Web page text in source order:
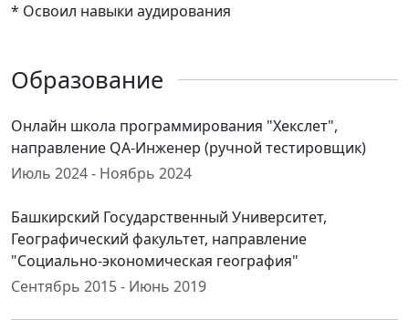
* Освоил навыки аудирования
Образование
Онлайн школа программирования "Хекслет",
направление QA-Инженер (ручной тестировщик)
Июль 2024 - Ноябрь 2024
Башкирский Государственный Университет,
Географический факультет, направление
"Социально-экономическая география"
Сентябрь 2015 - Июнь 2019